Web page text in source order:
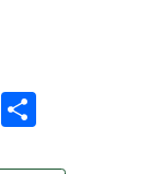
WhatsApp